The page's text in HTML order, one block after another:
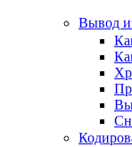
Вывод